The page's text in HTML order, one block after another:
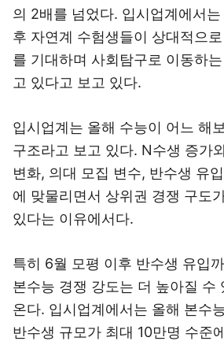
의 2배를 넘었다. 입시업계에서
후 자연계 수험생들이 상대적으
를 기대하며 사회탐구로 이동하
고 있다고 보고 있다.
입시업계는 올해 수능이 어느 해
구조라고 보고 있다. N수생 증가
변화, 의대 모집 변수, 반수생 유
에 맞물리면서 상위권 경쟁 구도
있다는 이유에서다.
특히 6월 모평 이후 반수생 유입
본수능 경쟁 강도는 더 높아질 수
온다. 입시업계에서는 올해 본수
반수생 규모가 최대 10만명 수준